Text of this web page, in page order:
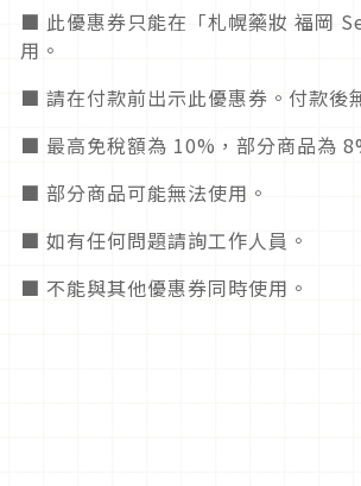
■ 此優惠券只能在「札幌藥妝 福岡
用。
■ 請在付款前出示此優惠券。付款後
■ 最高免稅額為 10%，部分商品為
■ 部分商品可能無法使用。
■ 如有任何問題請詢工作人員。
■ 不能與其他優惠券同時使用。